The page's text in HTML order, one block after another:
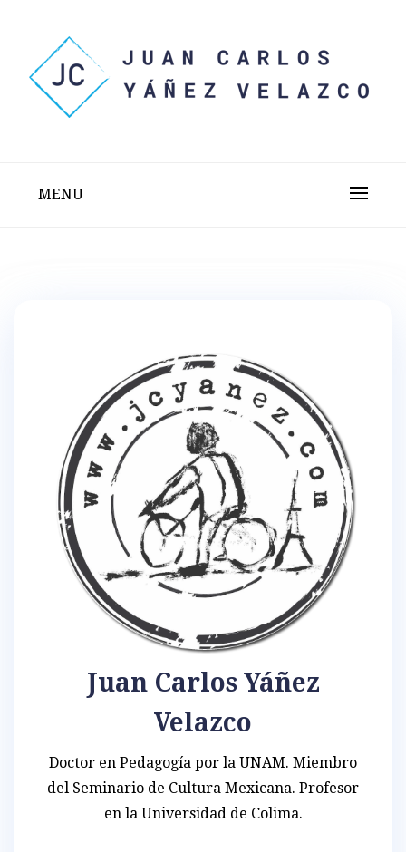
content
MENU
Juan Carlos Yáñez
Velazco
Doctor en Pedagogía por la UNAM. Miembro
del Seminario de Cultura Mexicana. Profesor
en la Universidad de Colima.